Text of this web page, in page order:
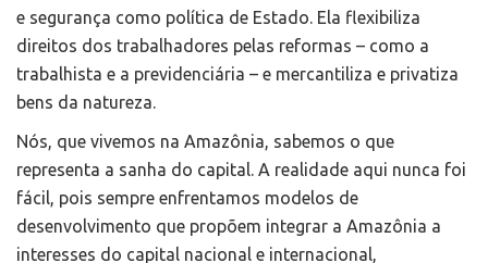
e segurança como política de Estado. Ela flexibiliza
direitos dos trabalhadores pelas reformas – como a
trabalhista e a previdenciária – e mercantiliza e privatiza
bens da natureza.
Nós, que vivemos na Amazônia, sabemos o que
representa a sanha do capital. A realidade aqui nunca foi
fácil, pois sempre enfrentamos modelos de
desenvolvimento que propõem integrar a Amazônia a
interesses do capital nacional e internacional,